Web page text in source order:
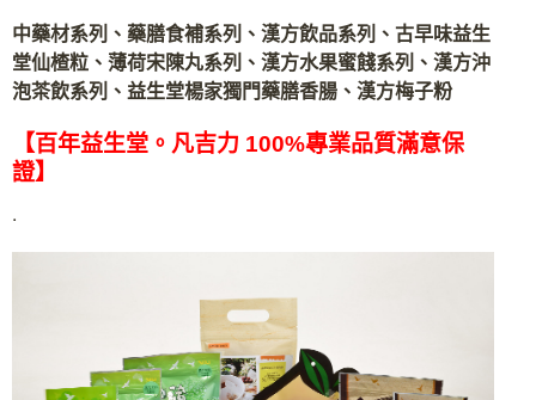
中藥材系列、藥膳食補系列、漢方飲品系列、古早味益生
堂仙楂粒、薄荷宋陳丸系列、漢方水果蜜餞系列、漢方沖
泡茶飲系列、益生堂楊家獨門藥膳香腸、漢方梅子粉
【百年益生堂。凡吉力 100%專業品質滿意保
證】
.